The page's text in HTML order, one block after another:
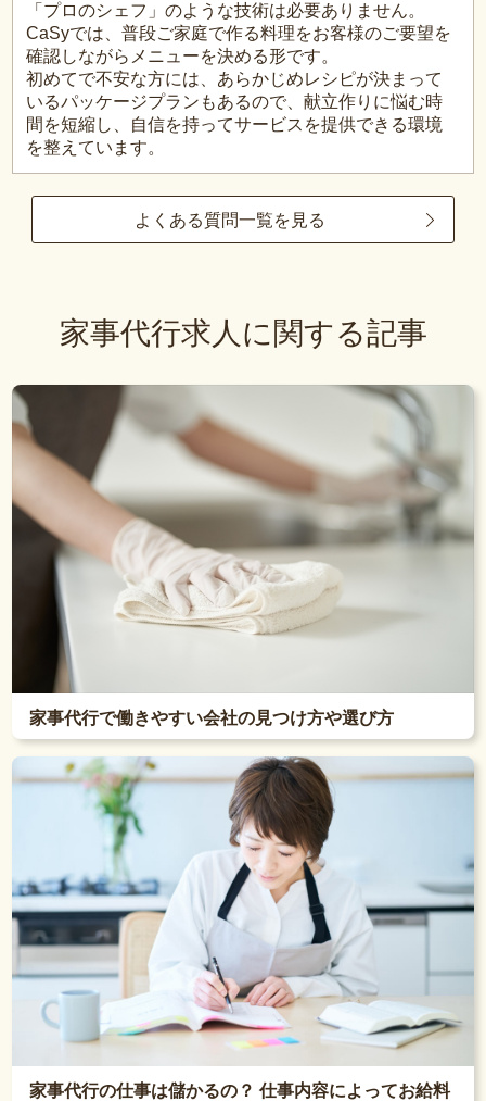
「プロのシェフ」のような技術は必要ありません。
CaSyでは、普段ご家庭で作る料理をお客様のご要望を
確認しながらメニューを決める形です。
初めてで不安な方には、あらかじめレシピが決まって
いるパッケージプランもあるので、献立作りに悩む時
間を短縮し、自信を持ってサービスを提供できる環境
を整えています。
よくある質問一覧を見る
家事代行求人に関する記事
家事代行で働きやすい会社の見つけ方や選び方
家事代行の仕事は儲かるの？ 仕事内容によってお給料